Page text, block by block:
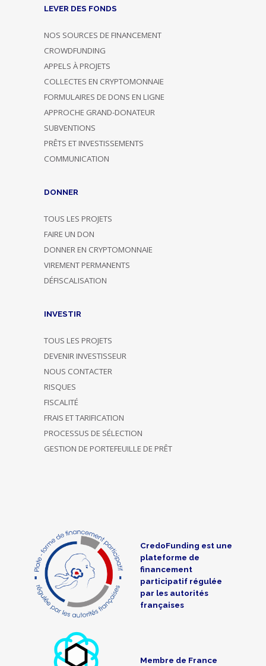
LEVER DES FONDS
NOS SOURCES DE FINANCEMENT
CROWDFUNDING
APPELS À PROJETS
COLLECTES EN CRYPTOMONNAIE
FORMULAIRES DE DONS EN LIGNE
APPROCHE GRAND-DONATEUR
SUBVENTIONS
PRÊTS ET INVESTISSEMENTS
COMMUNICATION
DONNER
TOUS LES PROJETS
FAIRE UN DON
DONNER EN CRYPTOMONNAIE
VIREMENT PERMANENTS
DÉFISCALISATION
INVESTIR
TOUS LES PROJETS
DEVENIR INVESTISSEUR
NOUS CONTACTER
RISQUES
FISCALITÉ
FRAIS ET TARIFICATION
PROCESSUS DE SÉLECTION
GESTION DE PORTEFEUILLE DE PRÊT
CredoFunding est une
plateforme de
financement
participatif régulée
par les autorités
françaises
Membre de France